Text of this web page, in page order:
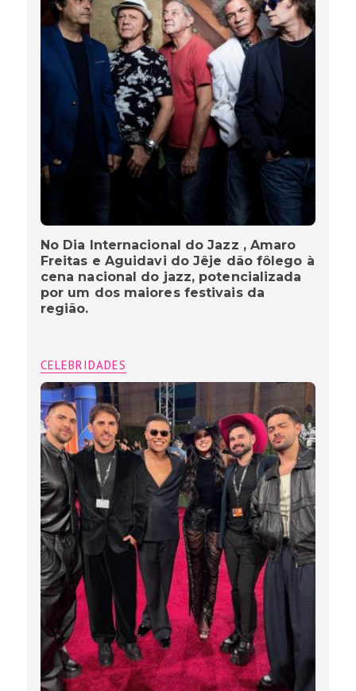
No Dia Internacional do Jazz , Amaro
Freitas e Aguidavi do Jêje dão fôlego à
cena nacional do jazz, potencializada
por um dos maiores festivais da
região.
CELEBRIDADES